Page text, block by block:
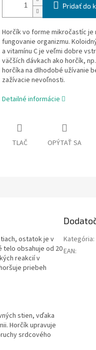
Pridať do
Horčík vo forme mikročastíc
fungovanie organizmu.
a vitamínu C je veľmi dobre
väčších dávkach ako horčík,
horčíka na dlhodobé užívanie
zažívacie nevoľnosti.
Detailné informácie
TLAČ OPÝTAŤ SA
ostatok je v
telo obsahuje od 20
reakcií v
priebeh
stien, vďaka
Horčík upravuje
srdcového
Kategória:
EAN: